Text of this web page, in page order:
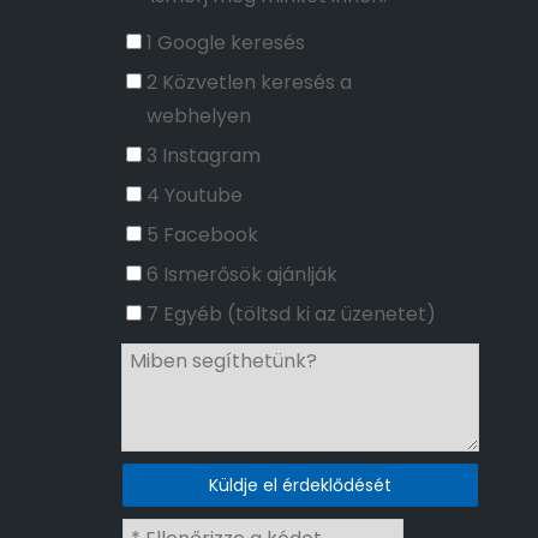
1 Google keresés
2 Közvetlen keresés a
webhelyen
3 Instagram
4 Youtube
5 Facebook
6 Ismerősök ajánlják
7 Egyéb (töltsd ki az üzenetet)
Küldje el érdeklődését